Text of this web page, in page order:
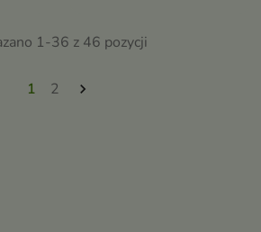
1-36 z 46 pozycji
1 2 